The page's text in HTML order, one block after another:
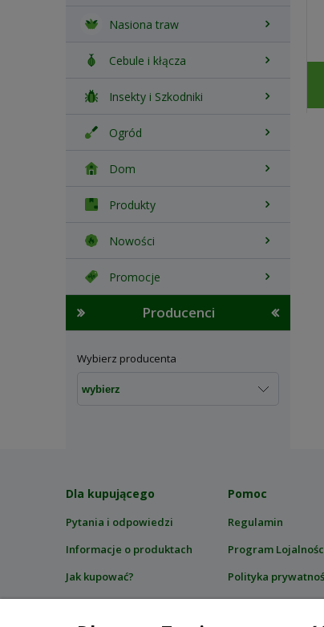
Nasiona traw
Cebule i kłącza
Insekty i Szkodniki
Ogród
Dom
Produkty
Nowości
Promocje
Producenci
Wybierz producenta
Dla kupującego
Pytania i odpowiedzi
Informacje o produktach
Jak kupować?
Bezpieczeństwo zakupów
Pomoc
Regulamin
Program
Polityka
Certyfikaty i